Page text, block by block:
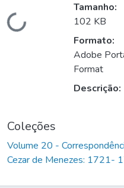
Carregando...
Tamanho:
102 KB
Formato:
Adobe
Format
Descrição:
Coleções
Volume 20 -
Cezar de Menezes: 1721-